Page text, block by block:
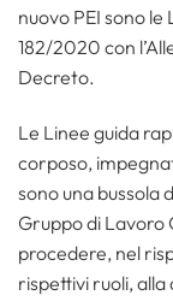
nuovo PEI sono
182/2020 con
Decreto.
Le Linee guida
corposo,
sono una
Gruppo di Lavoro
procedere, nel
rispettivi ruoli, alla